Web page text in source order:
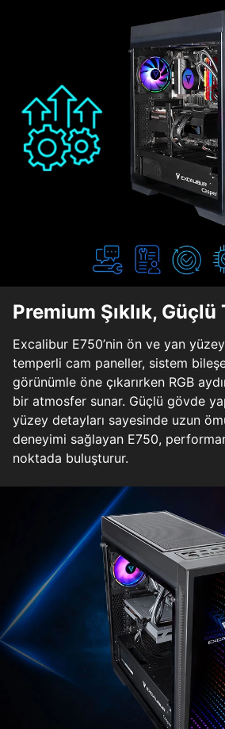
Premium Şıklık, Güçlü
Excalibur E750’nin ön ve yan
temperli cam paneller, sistem
görünümle öne çıkarırken RGB
bir atmosfer sunar. Güçlü gövde
yüzey detayları sayesinde uzun
deneyimi sağlayan E750,
noktada buluşturur.